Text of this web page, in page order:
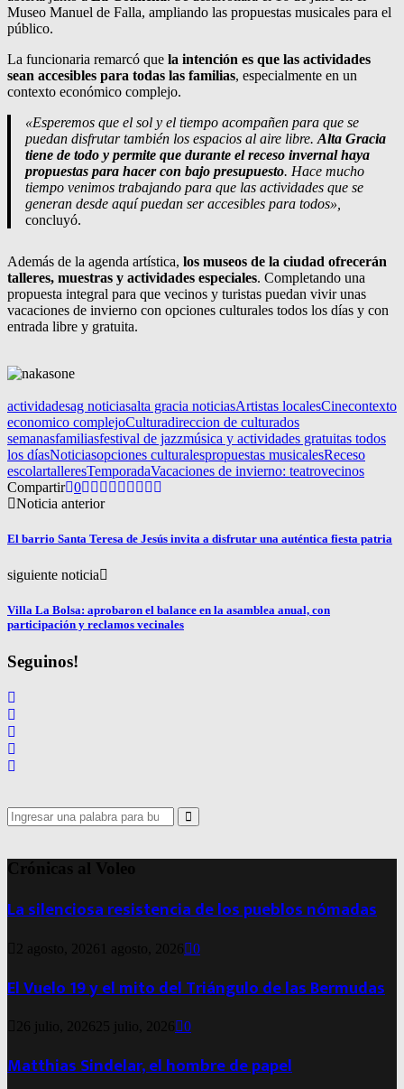
Museo Manuel de Falla, ampliando las propuestas musicales para el
público.
La funcionaria remarcó que la intención es que las actividades
sean accesibles para todas las familias, especialmente en un
contexto económico complejo.
«Esperemos que el sol y el tiempo acompañen para que se
puedan disfrutar también los espacios al aire libre. Alta Gracia
tiene de todo y permite que durante el receso invernal haya
propuestas para hacer con bajo presupuesto. Hace mucho
tiempo venimos trabajando para que las actividades que se
generan desde aquí puedan ser accesibles para todos»,
concluyó.
Además de la agenda artística, los museos de la ciudad ofrecerán
talleres, muestras y actividades especiales. Completando una
propuesta integral para que vecinos y turistas puedan vivir unas
vacaciones de invierno con opciones culturales todos los días y con
entrada libre y gratuita.
actividadesag noticiasalta gracia noticiasArtistas localesCinecontexto
economico complejoCulturadireccion de culturados
semanasfamiliasfestival de jazzmúsica y actividades gratuitas todos
los díasNoticiasopciones culturalespropuestas musicalesReceso
escolartalleresTemporadaVacaciones de invierno: teatrovecinos
Compartir 0
Noticia anterior
El barrio Santa Teresa de Jesús invita a disfrutar una auténtica fiesta patria
siguiente noticia
Villa La Bolsa: aprobaron el balance en la asamblea anual, con
participación y reclamos vecinales
Seguinos!
Search
for:
Search
Crónicas al Voleo
La silenciosa resistencia de los pueblos nómadas
2 agosto, 2026 1 agosto, 2026 0
El Vuelo 19 y el mito del Triángulo de las Bermudas
26 julio, 2026 25 julio, 2026 0
Matthias Sindelar, el hombre de papel